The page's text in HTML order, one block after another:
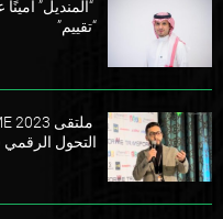
“المنديل”
“تقييم”
التحول الرقمي في